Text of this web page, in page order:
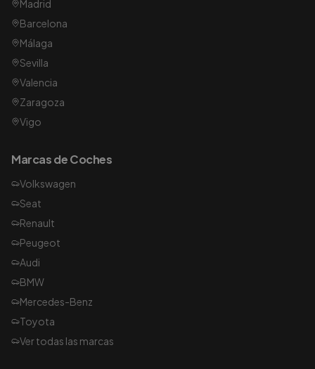
Madrid
Barcelona
Málaga
Sevilla
Valencia
Zaragoza
Vigo
Marcas de Coches
Volkswagen
Seat
Renault
Peugeot
Audi
BMW
Mercedes-Benz
Toyota
Ver todas las marcas